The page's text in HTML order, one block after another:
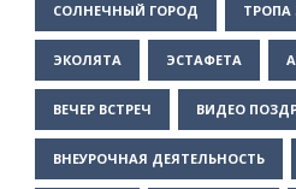
СОЛНЕЧНЫЙ ГОРОД ТРОПА
ЭКОЛЯТА ЭСТАФЕТА
ВЕЧЕР ВСТРЕЧ ВИДЕО
ВНЕУРОЧНАЯ ДЕЯТЕЛЬНОСТЬ